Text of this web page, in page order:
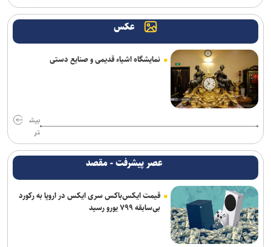
عکس
نمایشگاه اشیاء قدیمی و صنایع دستی
بیش
تر
عصر پیشرفت - مقصد
قیمت ایکس‌باکس سری ایکس در اروپا به رکورد
بی‌سابقه ۷۹۹ یورو رسید